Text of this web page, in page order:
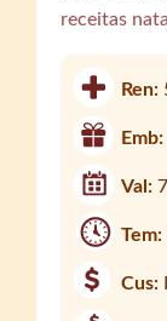
receitas
Ren:
Emb:
Val:
Tem:
Cus: